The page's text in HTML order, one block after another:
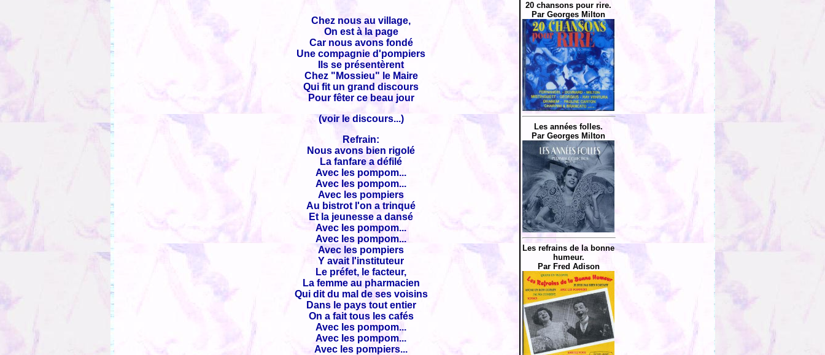
Chez nous au village,
On est à la page
Car nous avons fondé
Une compagnie d'pompiers
Ils se présentèrent
Chez "Mossieu" le Maire
Qui fit un grand discours
Pour fêter ce beau jour
(voir le discours...)
Refrain:
Nous avons bien rigolé
La fanfare a défilé
Avec les pompom...
Avec les pompom...
Avec les pompiers
Au bistrot l'on a trinqué
Et la jeunesse a dansé
Avec les pompom...
Avec les pompom...
Avec les pompiers
Y avait l'instituteur
Le préfet, le facteur,
La femme au pharmacien
Qui dit du mal de ses voisins
Dans le pays tout entier
On a fait tous les cafés
Avec les pompom...
Avec les pompom...
Avec les pompiers...
20 chansons pour rire.
Par Georges Milton
Les années folles.
Par Georges Milton
Les refrains de la bonne
humeur.
Par Fred Adison